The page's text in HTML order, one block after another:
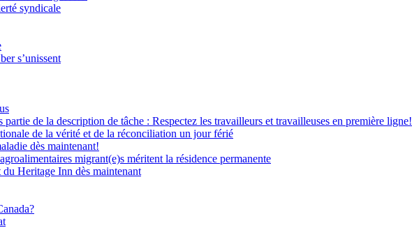
syndicale
s’unissent
de la description de tâche : Respectez les travailleurs et travailleuses en première ligne!
de la vérité et de la réconciliation un jour férié
dès maintenant!
migrant(e)s méritent la résidence permanente
Heritage Inn dès maintenant